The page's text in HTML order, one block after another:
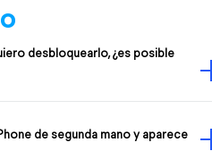
desbloquearlo, ¿es posible
de segunda mano y aparece